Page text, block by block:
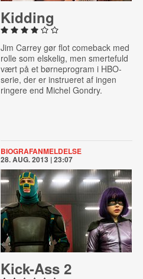
Kidding
Jim Carrey gør flot comeback med
rolle som elskelig, men smertefuld
vært på et børneprogram i HBO-
serie, der er instrueret af ingen
ringere end Michel Gondry.
BIOGRAFANMELDELSE
28. AUG. 2013 | 23:07
Kick-Ass 2